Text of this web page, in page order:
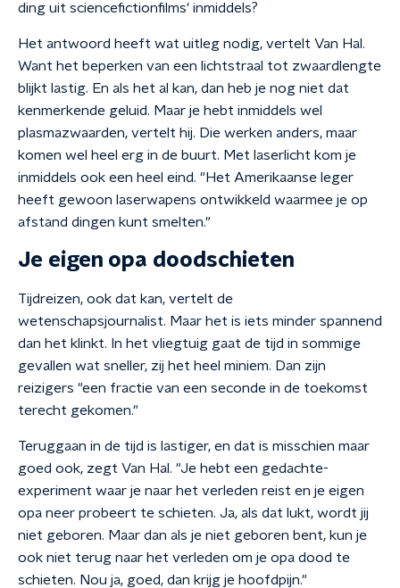
ding uit sciencefictionfilms' inmiddels?
Het antwoord heeft wat uitleg nodig, vertelt Van Hal.
Want het beperken van een lichtstraal tot zwaardlengte
blijkt lastig. En als het al kan, dan heb je nog niet dat
kenmerkende geluid. Maar je hebt inmiddels wel
plasmazwaarden, vertelt hij. Die werken anders, maar
komen wel heel erg in de buurt. Met laserlicht kom je
inmiddels ook een heel eind. "Het Amerikaanse leger
heeft gewoon laserwapens ontwikkeld waarmee je op
afstand dingen kunt smelten."
Je eigen opa doodschieten
Tijdreizen, ook dat kan, vertelt de
wetenschapsjournalist. Maar het is iets minder spannend
dan het klinkt. In het vliegtuig gaat de tijd in sommige
gevallen wat sneller, zij het heel miniem. Dan zijn
reizigers "een fractie van een seconde in de toekomst
terecht gekomen."
Teruggaan in de tijd is lastiger, en dat is misschien maar
goed ook, zegt Van Hal. "Je hebt een gedachte-
experiment waar je naar het verleden reist en je eigen
opa neer probeert te schieten. Ja, als dat lukt, wordt jij
niet geboren. Maar dan als je niet geboren bent, kun je
ook niet terug naar het verleden om je opa dood te
schieten. Nou ja, goed, dan krijg je hoofdpijn."